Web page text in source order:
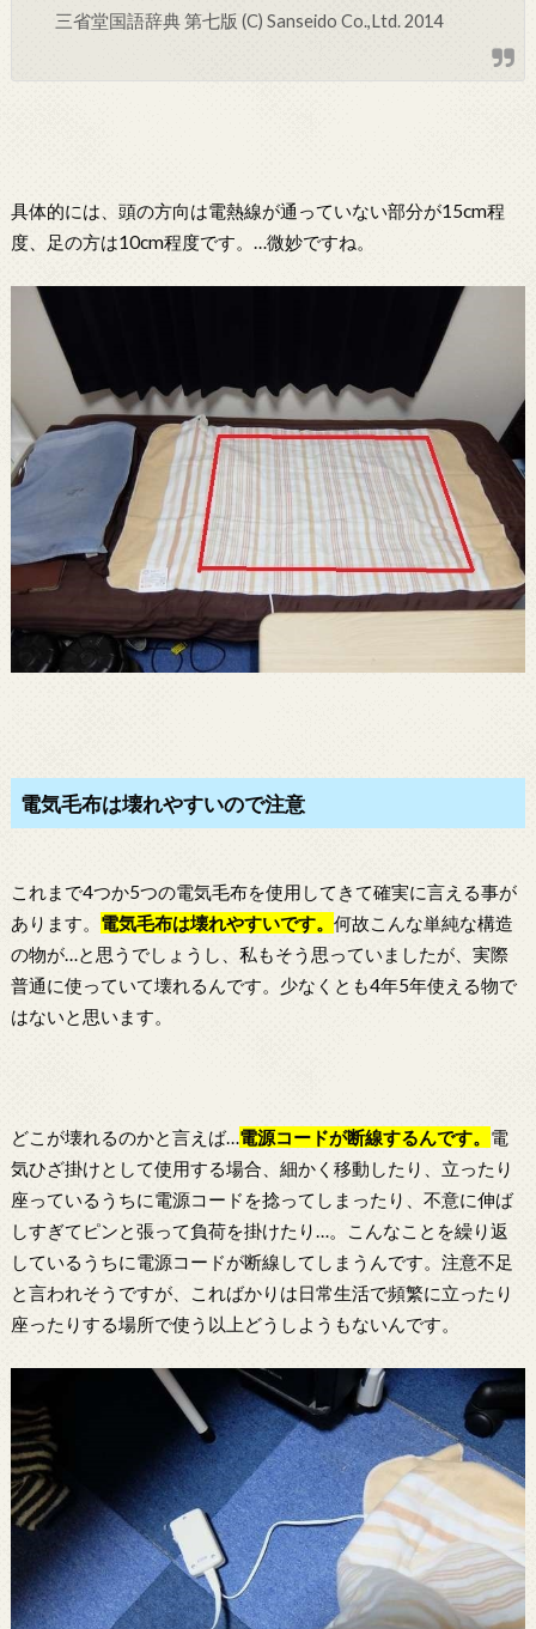
三省堂国語辞典 第七版 (C) Sanseido Co.,Ltd. 2014
具体的には、頭の方向は電熱線が通っていない部分が15cm程
度、足の方は10cm程度です。…微妙ですね。
電気毛布は壊れやすいので注意
これまで4つか5つの電気毛布を使用してきて確実に言える事が
あります。 電気毛布は壊れやすいです。 何故こんな単純な構造
の物が…と思うでしょうし、私もそう思っていましたが、実際
普通に使っていて壊れるんです。少なくとも4年5年使える物で
はないと思います。
どこが壊れるのかと言えば…電源コードが断線するんです。 電
気ひざ掛けとして使用する場合、細かく移動したり、立ったり
座っているうちに電源コードを捻ってしまったり、不意に伸ば
しすぎてピンと張って負荷を掛けたり…。こんなことを繰り返
しているうちに電源コードが断線してしまうんです。注意不足
と言われそうですが、こればかりは日常生活で頻繁に立ったり
座ったりする場所で使う以上どうしようもないんです。